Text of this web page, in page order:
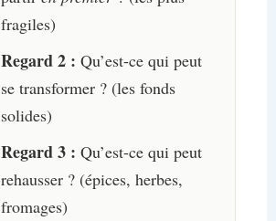
fragiles)
Regard 2 : Qu’est-ce qui peut
se transformer ? (les fonds
solides)
Regard 3 : Qu’est-ce qui peut
rehausser ? (épices, herbes,
fromages)